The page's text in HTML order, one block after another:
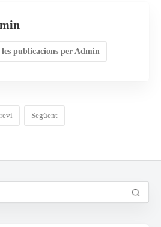
les publicacions per Admin
Següent